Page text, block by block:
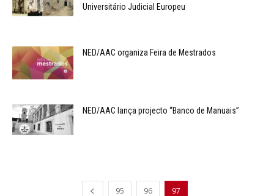
Universitário Judicial Europeu
NED/AAC organiza Feira de Mestrados
NED/AAC lança projecto “Banco de Manuais”
95 96 97